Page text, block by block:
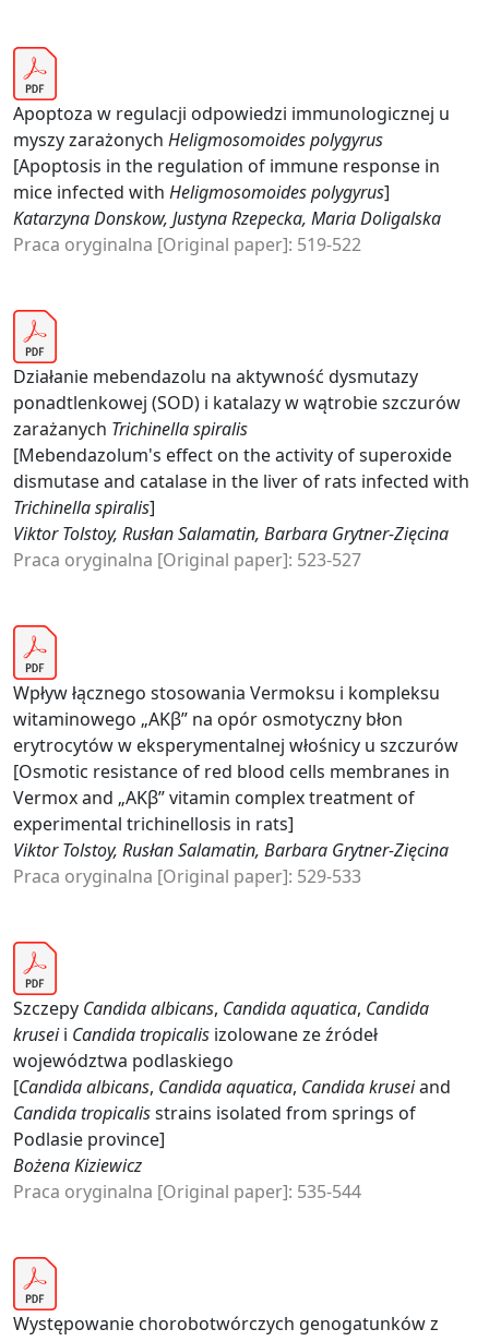
Apoptoza w regulacji odpowiedzi immunologicznej u
myszy zarażonych Heligmosomoides polygyrus
[Apoptosis in the regulation of immune response in
mice infected with Heligmosomoides polygyrus]
Katarzyna Donskow, Justyna Rzepecka, Maria Doligalska
Praca oryginalna [Original paper]: 519-522
Działanie mebendazolu na aktywność dysmutazy
ponadtlenkowej (SOD) i katalazy w wątrobie szczurów
zarażanych Trichinella spiralis
[Mebendazolum's effect on the activity of superoxide
dismutase and catalase in the liver of rats infected with
Trichinella spiralis]
Viktor Tolstoy, Rusłan Salamatin, Barbara Grytner-Zięcina
Praca oryginalna [Original paper]: 523-527
Wpływ łącznego stosowania Vermoksu i kompleksu
witaminowego „AKβ” na opór osmotyczny błon
erytrocytów w eksperymentalnej włośnicy u szczurów
[Osmotic resistance of red blood cells membranes in
Vermox and „AKβ” vitamin complex treatment of
experimental trichinellosis in rats]
Viktor Tolstoy, Rusłan Salamatin, Barbara Grytner-Zięcina
Praca oryginalna [Original paper]: 529-533
Szczepy Candida albicans, Candida aquatica, Candida
kruseii Candida tropicalis izolowane ze źródeł
województwa podlaskiego
[Candida albicans, Candida aquatica, Candida kruseiand
Candida tropicalisstrains isolated from springs of
Podlasie province]
Bożena Kiziewicz
Praca oryginalna [Original paper]: 535-544
Występowanie chorobotwórczych genogatunków z